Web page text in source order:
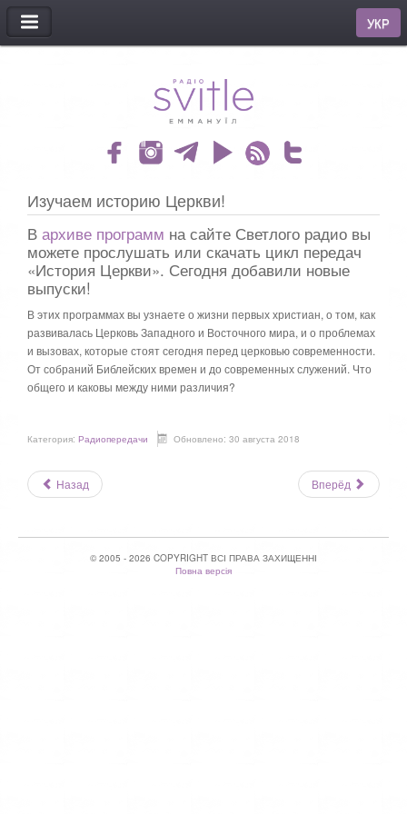
МЕНЮ
УКР
Изучаем историю Церкви!
В архиве программ на сайте Светлого радио вы
можете прослушать или скачать цикл передач
«История Церкви». Сегодня добавили новые
выпуски!
В этих программах вы узнаете о жизни первых христиан, о том, как
развивалась Церковь Западного и Восточного мира, и о проблемах
и вызовах, которые стоят сегодня перед церковью современности.
От собраний Библейских времен и до современных служений. Что
общего и каковы между ними различия?
Категория: Радиопередачи Обновлено: 30 августа 2018
Назад Вперёд
© 2005 - 2026 COPYRIGHT ВСІ ПРАВА ЗАХИЩЕННІ
Повна версія